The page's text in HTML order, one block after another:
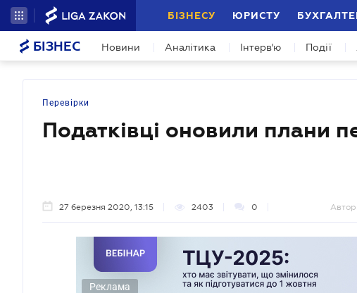
БІЗНЕСУ ЮРИСТУ
БІЗНЕС Новини Аналітика Інтерв'ю Події
Перевірки
Податківці оновили плани
27 березня 2020, 13:15 2403 0 Автор:
Реклама